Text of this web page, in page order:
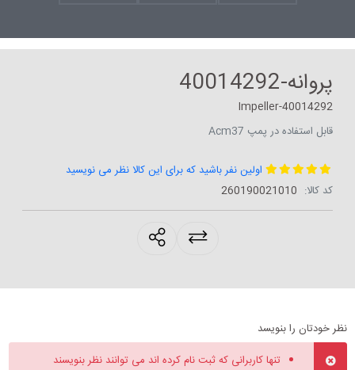
پروانه-40014292
Impeller-40014292
قابل استفاده در پمپ Acm37
اولین نفر باشید که برای این کالا نظر می نویسید
کد کالا: ‎260190021010
products.sharing
نظر خودتان را بنویسد
تنها کاربرانی که ثبت نام کرده اند می توانند نظر بنویسند